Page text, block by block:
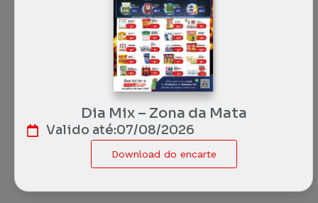
Dia Mix – Zona da Mata
Valido até:07/08/2026
Download do encarte